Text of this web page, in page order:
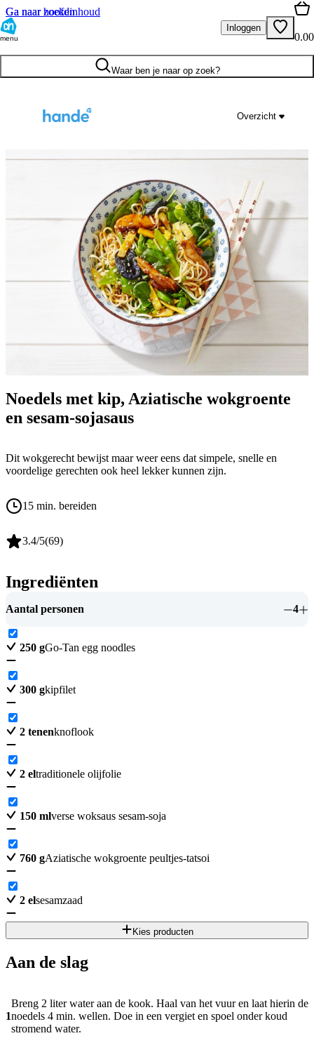
Ga naar hoofdinhoud
Ga naar zoeken
menu
Inloggen
0.00
Waar ben je naar op zoek?
Overzicht
Noedels met kip, Aziatische wokgroente
en sesam-sojasaus
Dit wokgerecht bewijst maar weer eens dat simpele, snelle en
voordelige gerechten ook heel lekker kunnen zijn.
15 min. bereiden
3.4/5(69)
Ingrediënten
Aantal personen 4
250 gGo-Tan egg noodles
300 gkipfilet
2 tenenknoflook
2 eltraditionele olijfolie
150 mlverse woksaus sesam-soja
760 gAziatische wokgroente peultjes-tatsoi
2 elsesamzaad
Kies producten
Aan de slag
1
Breng 2 liter water aan de kook. Haal van het vuur en laat hierin de
noedels 4 min. wellen. Doe in een vergiet en spoel onder koud
stromend water.